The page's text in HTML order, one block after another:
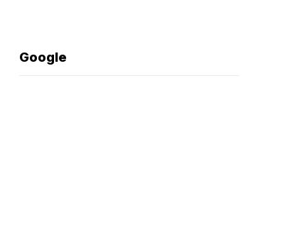
Google